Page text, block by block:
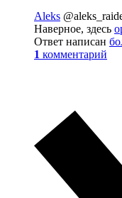
Aleks
Наверное, здесь
Ответ написан
1 комментарий